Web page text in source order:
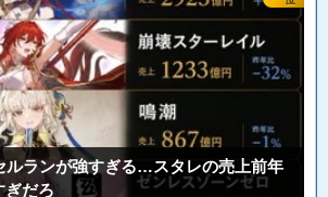
ルランが強すぎる…スタレの売上前年
ぎだろ